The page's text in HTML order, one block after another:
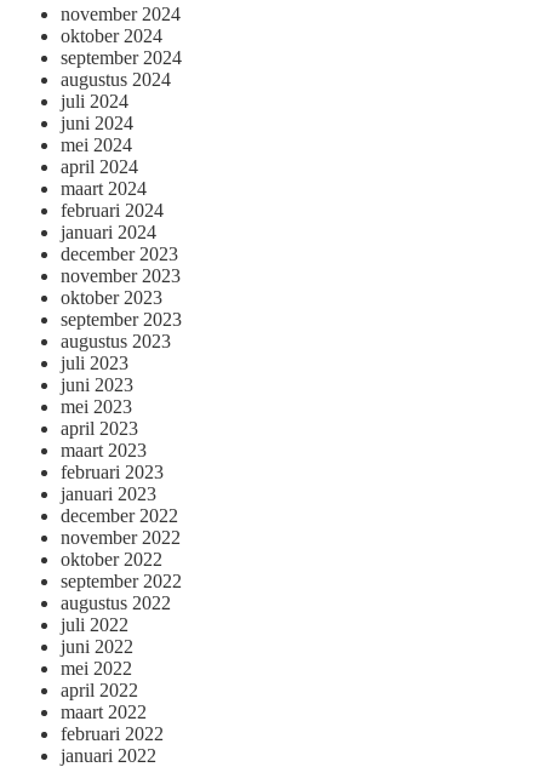
november 2024
oktober 2024
september 2024
augustus 2024
juli 2024
juni 2024
mei 2024
april 2024
maart 2024
februari 2024
januari 2024
december 2023
november 2023
oktober 2023
september 2023
augustus 2023
juli 2023
juni 2023
mei 2023
april 2023
maart 2023
februari 2023
januari 2023
december 2022
november 2022
oktober 2022
september 2022
augustus 2022
juli 2022
juni 2022
mei 2022
april 2022
maart 2022
februari 2022
januari 2022